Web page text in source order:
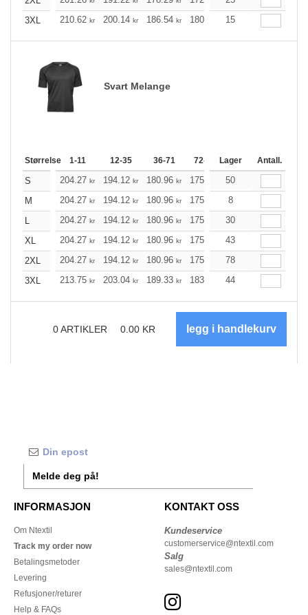
3XL
210.62 kr 200.14 kr 186.54 kr 180.52 171.49
15
Svart Melange
Størrelse 1-11 12-35 36-71 72-143 144-287
Lager Antall.
S 204.27 kr 194.12 kr 180.96 kr 175.17 166.36
50
M
204.27 kr 194.12 kr 180.96 kr 175.17
8
L
204.27 kr 194.12 kr 180.96 kr 175.17 166.36
30
XL
204.27 kr 194.12 kr 180.96 kr 175.17 166.36
43
2XL
204.27 kr 194.12 kr 180.96 kr 175.17 166.36
78
3XL
213.75 kr 203.04 kr 189.33 kr 183.19 174.05
44
0ARTIKLER 0.00 KR
Melde deg på!
INFORMASJON
Om Ntextil
Track my order now
Betalingsmetoder
Levering
Refusjoner/returer
Help & FAQs
KONTAKT OSS
Kundeservice
customerservice@ntextil.com
Salg
sales@ntextil.com